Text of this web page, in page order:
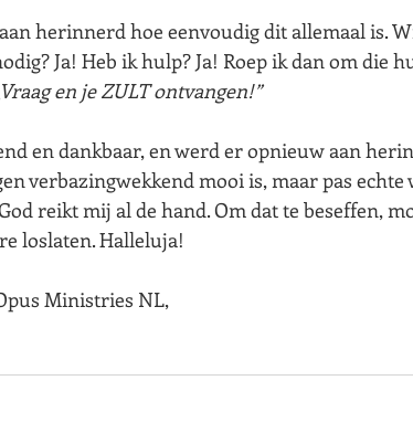
herinnerd hoe eenvoudig dit allemaal is.
Ja! Heb ik hulp? Ja! Roep ik dan om die
„Vraag en je ZULT ontvangen!”
en dankbaar, en werd er opnieuw aan
verbazingwekkend mooi is, maar pas echte
reikt mij al de hand. Om dat te beseffen,
loslaten. Halleluja!
Ministries NL,